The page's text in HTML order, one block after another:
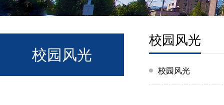
校园风光
校园风光
校园风光